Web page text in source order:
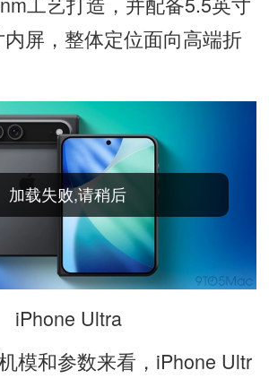
屏，整体定位面向高端折
iPhone Ultra
和参数来看，iPhone Ultr